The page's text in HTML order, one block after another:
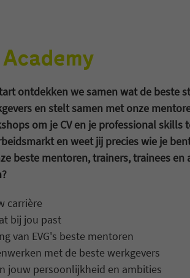
ontdekken we samen wat de beste
en stelt samen met onze
om je CV en je professional skills
en weet jij precies wie je
beste mentoren, trainers, trainees
carrière
bij jou past
van EVG's beste mentoren
met de beste werkgevers
jouw persoonlijkheid en ambities